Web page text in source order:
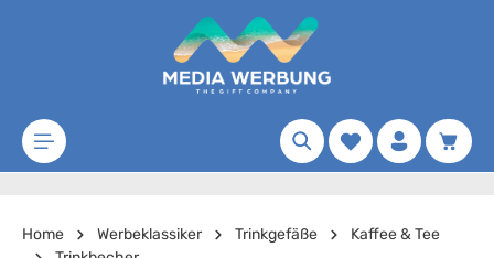
Zum Hauptinhalt springen
Merkzettel
Home Werbeklassiker Trinkgefäße
Kaffee & Tee